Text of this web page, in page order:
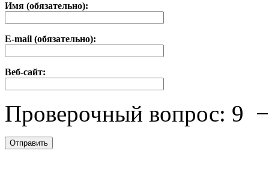
Имя (обязательно):
E-mail (обязательно):
Веб-сайт:
Проверочный вопрос: 9